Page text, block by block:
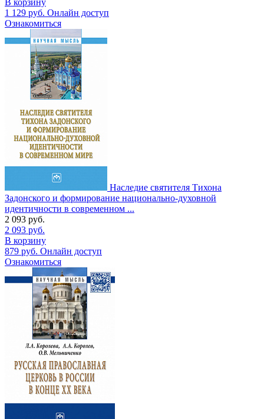
1 129 руб. Онлайн доступ
Ознакомиться
Наследие святителя Тихона
Задонского и формирование национально-духовной
идентичности в современном ...
2 093 руб.
2 093 руб.
В корзину
879 руб. Онлайн доступ
Ознакомиться